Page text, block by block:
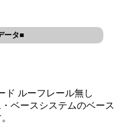
ータ■
ルーフレール無し
ベースシステムのベース